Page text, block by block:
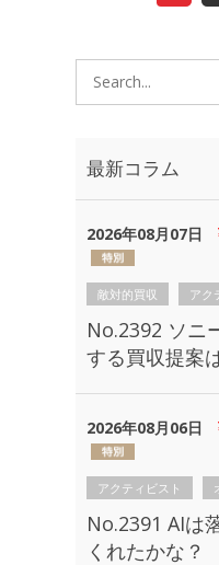
最新コラム
2026年08月07日
敵対的買収 アク
No.2392 ソニ
する買収提案
2026年08月06日
アクティビスト
No.2391 AIは
くれたかな？